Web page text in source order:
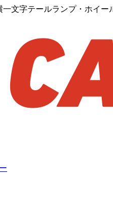
文字テールランプ・ホイ